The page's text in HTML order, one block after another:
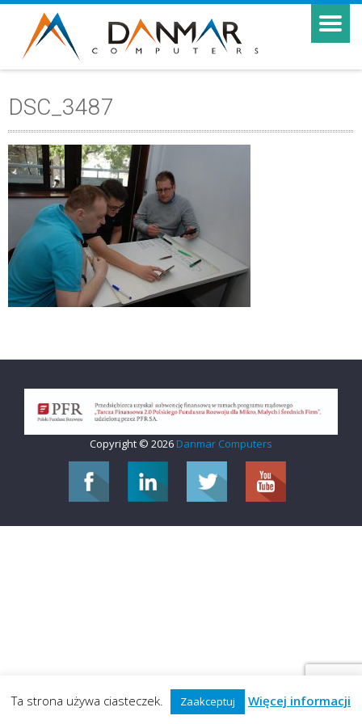
DSC_3487
Copyright © 2026 Danmar Computers
Ta strona używa ciasteczek. Zaakceptuj Więcej informacji